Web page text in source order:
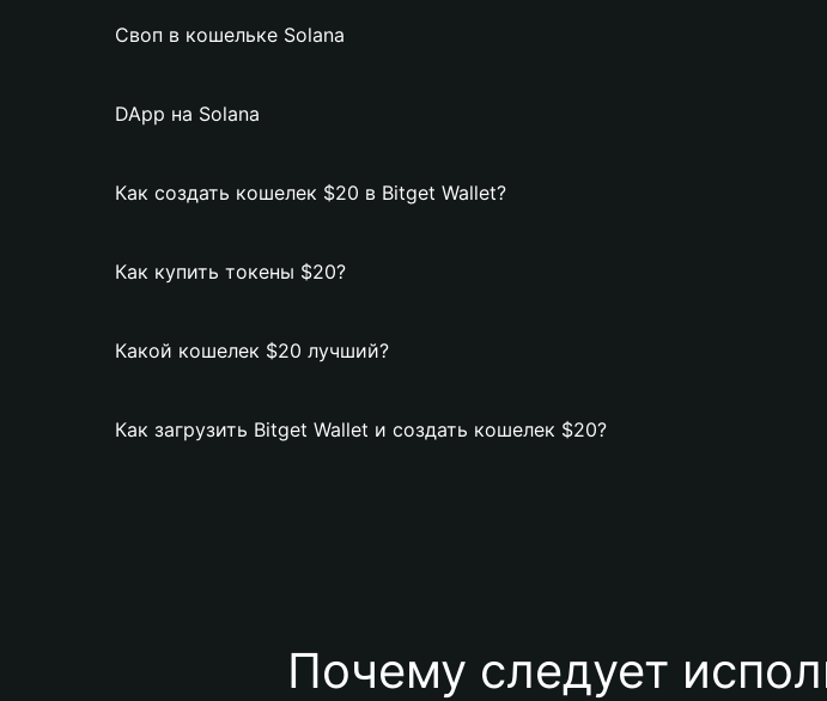
Своп в кошельке Solana
DApp на Solana
Как создать кошелек $20 в Bitget Wallet?
Как купить токены $20?
Какой кошелек $20 лучший?
Как загрузить Bitget Wallet и создать кошелек $20?
Почему следует